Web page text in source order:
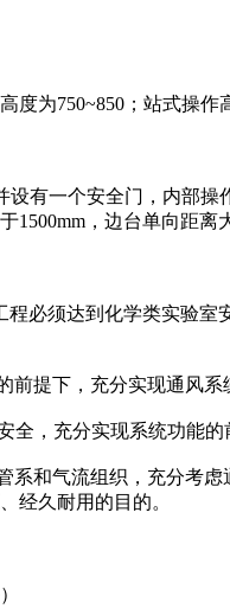
750~850；站式操作高
有一个安全门，内部操
，边台单向距离
须达到化学类实验室
提下，充分实现通风系
，充分实现系统功能的
和气流组织，充分考虑
经久耐用的目的。